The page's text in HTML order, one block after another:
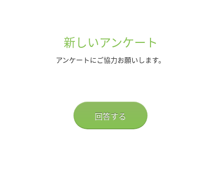
新しいアンケート
アンケートにご協力お願いします。
回答する